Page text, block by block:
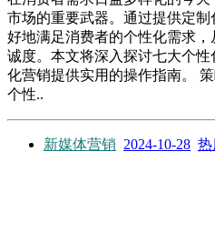
市场的重要武器。通过提供定
好地满足消费者的个性化需求
诚度。本文将深入探讨七大个
化营销提供实用的操作指南。
个性..
新媒体营销 2024-10-28 热